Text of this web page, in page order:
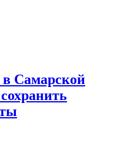
Самарской